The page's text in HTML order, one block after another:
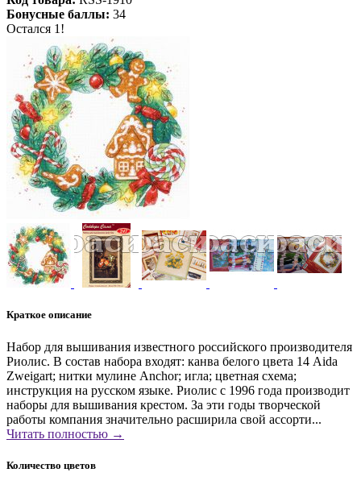
Бонусные баллы: 34
Остался 1!
Краткое описание
Набор для вышивания известного российского производителя
Риолис. В состав набора входят: канва белого цвета 14 Aida
Zweigart; нитки мулине Anchor; игла; цветная схема;
инструкция на русском языке. Риолис с 1996 года производит
наборы для вышивания крестом. За эти годы творческой
работы компания значительно расширила свой ассорти...
Читать полностью →
Количество цветов